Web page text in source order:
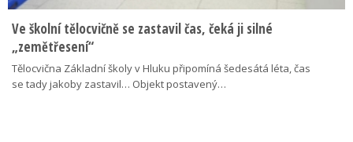
Ve školní tělocvičně se zastavil čas, čeká ji silné
„zemětřesení“
Tělocvična Základní školy v Hluku připomíná šedesátá léta, čas
se tady jakoby zastavil… Objekt postavený…